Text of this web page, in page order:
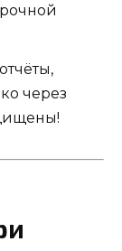
через